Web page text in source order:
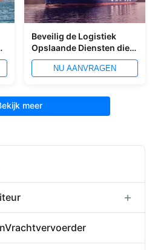
Beveilig de Logistiek
Opslaande Diensten die
de Distributiediensten in
de Haven van China
NU AANVRAGEN
meer